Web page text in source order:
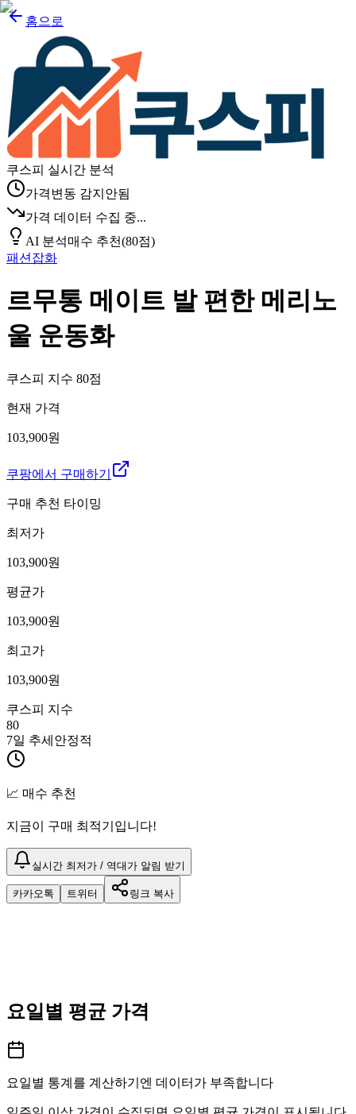
홈으로
쿠스피 실시간 분석
가격변동 감지안됨
가격 데이터 수집 중...
AI 분석매수 추천(80점)
패션잡화
르무통 메이트 발 편한 메리노
울 운동화
쿠스피 지수 80점
현재 가격
103,900원
쿠팡에서 구매하기
구매 추천 타이밍
최저가
103,900원
평균가
103,900원
최고가
103,900원
쿠스피 지수
80
7일 추세 안정적
📈 매수 추천
지금이 구매 최적기입니다!
실시간 최저가 / 역대가 알림 받기
카카오톡 트위터 링크 복사
요일별 평균 가격
요일별 통계를 계산하기엔 데이터가 부족합니다